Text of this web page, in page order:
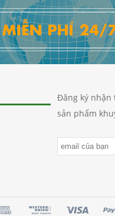
Đăng ký nhận
sản phẩm